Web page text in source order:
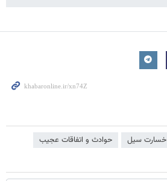
خسارت سیل حوادث و اتفاقات عجیب